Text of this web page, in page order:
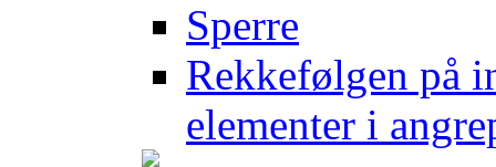
Sperre
Rekkefølgen på
elementer i